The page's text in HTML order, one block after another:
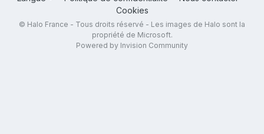
Cookies
© Halo France - Tous droits réservé - Les images de Halo sont la
propriété de Microsoft.
Powered by Invision Community